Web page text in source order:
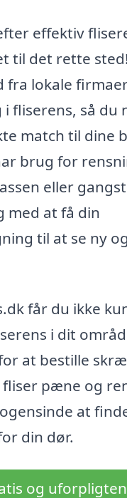
effektiv
til det rette
fra lokale
i fliserens, så du
match til dine
brug for
eller
med at få din
til at se ny og
får du ikke
i dit
at bestille
pæne og
at
din dør.
og